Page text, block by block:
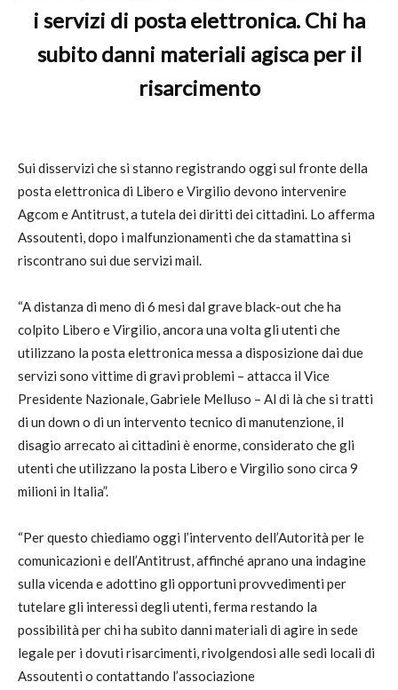
i servizi di posta elettronica. Chi ha
subito danni materiali agisca per il
risarcimento
Sui disservizi che si stanno registrando oggi sul fronte della
posta elettronica di Libero e Virgilio devono intervenire
Agcom e Antitrust, a tutela dei diritti dei cittadini. Lo afferma
Assoutenti, dopo i malfunzionamenti che da stamattina si
riscontrano sui due servizi mail.
“A distanza di meno di 6 mesi dal grave black-out che ha
colpito Libero e Virgilio, ancora una volta gli utenti che
utilizzano la posta elettronica messa a disposizione dai due
servizi sono vittime di gravi problemi – attacca il Vice
Presidente Nazionale, Gabriele Melluso – Al di là che si tratti
di un down o di un intervento tecnico di manutenzione, il
disagio arrecato ai cittadini è enorme, considerato che gli
utenti che utilizzano la posta Libero e Virgilio sono circa 9
milioni in Italia”.
“Per questo chiediamo oggi l’intervento dell’Autorità per le
comunicazioni e dell’Antitrust, affinché aprano una indagine
sulla vicenda e adottino gli opportuni provvedimenti per
tutelare gli interessi degli utenti, ferma restando la
possibilità per chi ha subito danni materiali di agire in sede
legale per i dovuti risarcimenti, rivolgendosi alle sedi locali di
Assoutenti o contattando l’associazione